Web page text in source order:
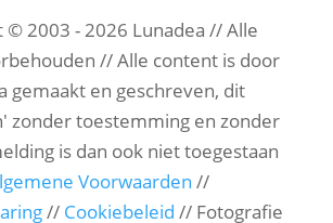
© 2003 - 2026 Lunadea // Alle
// Alle content is door
gemaakt en geschreven, dit
zonder toestemming en zonder
is dan ook niet toegestaan
Voorwaarden //
// Cookiebeleid // Fotografie